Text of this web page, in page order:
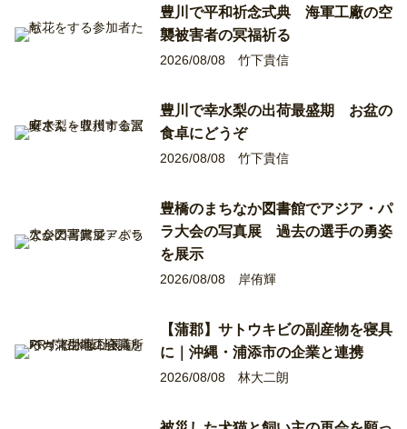
豊川で平和祈念式典 海軍工廠の空
襲被害者の冥福祈る
2026/08/08 竹下貴信
豊川で幸水梨の出荷最盛期 お盆の
食卓にどうぞ
2026/08/08 竹下貴信
豊橋のまちなか図書館でアジア・パ
ラ大会の写真展 過去の選手の勇姿
を展示
2026/08/08 岸侑輝
【蒲郡】サトウキビの副産物を寝具
に｜沖縄・浦添市の企業と連携
2026/08/08 林大二朗